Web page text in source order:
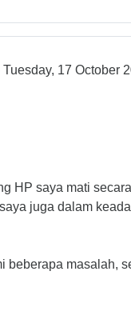
Tuesday, 17 October
HP saya mati
juga dalam
beberapa masalah,